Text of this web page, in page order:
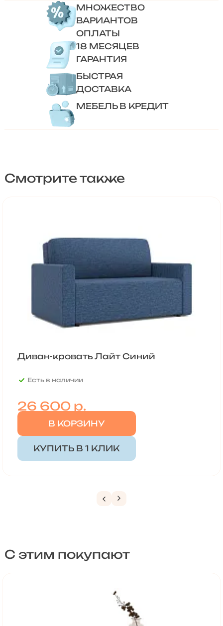
МНОЖЕСТВО
ВАРИАНТОВ
ОПЛАТЫ
18 МЕСЯЦЕВ
ГАРАНТИЯ
БЫСТРАЯ
ДОСТАВКА
МЕБЕЛЬ В КРЕДИТ
Смотрите также
Диван-кровать Лайт Синий
Есть в наличии
26 600р.
В КОРЗИНУ
КУПИТЬ В 1 КЛИК
С этим покупают